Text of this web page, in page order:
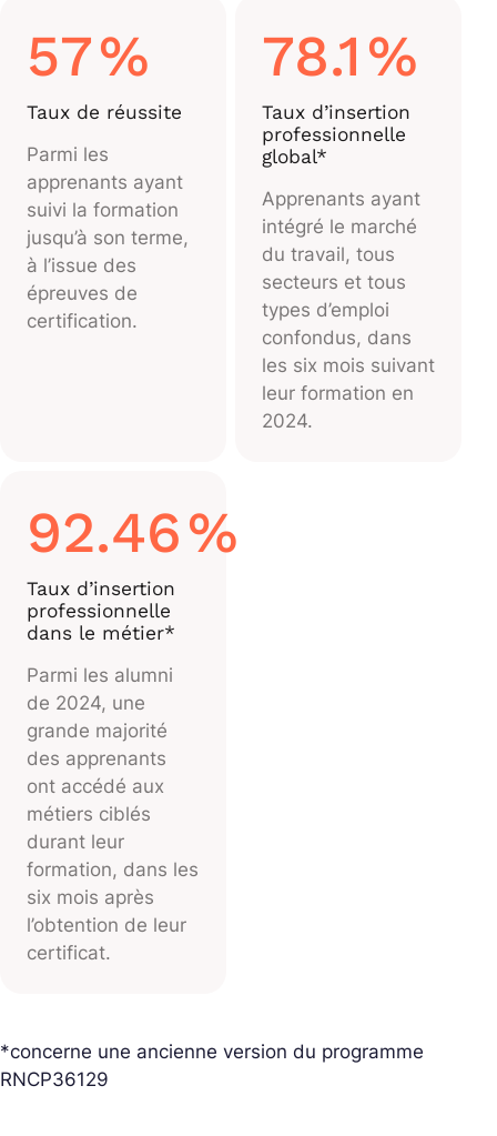
57%
Taux de réussite
Parmi les
apprenants ayant
suivi la formation
jusqu’à son terme,
à l’issue des
épreuves de
certification.
78.1%
Taux d’insertion
professionnelle
global*
Apprenants ayant
intégré le marché
du travail, tous
secteurs et tous
types d’emploi
confondus, dans
les six mois suivant
leur formation en
2024.
92.46%
Taux d’insertion
professionnelle
dans le métier*
Parmi les alumni
de 2024, une
grande majorité
des apprenants
ont accédé aux
métiers ciblés
durant leur
formation, dans les
six mois après
l’obtention de leur
certificat.
*concerne une ancienne version du programme
RNCP36129